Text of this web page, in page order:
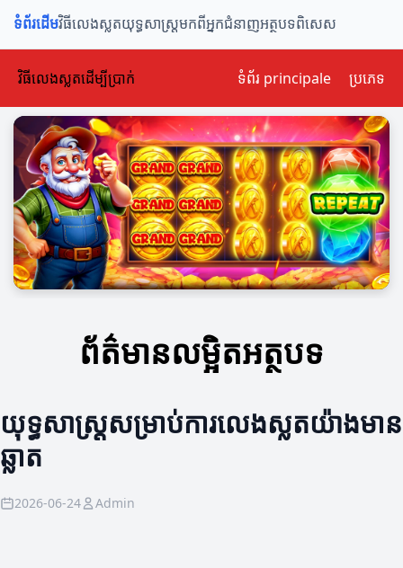
ទំព័រដើមវិធីលេងស្លតយុទ្ធសាស្ត្រមកពីអ្នកជំនាញអត្ថបទពិសេស
វិធីលេងស្លតដើម្បីប្រាក់ ទំព័រ principale ប្រភេទ
ព័ត៌មានលម្អិតអត្ថបទ
យុទ្ធសាស្ត្រសម្រាប់ការលេងស្លតយ៉ាងមាន
ឆ្លាត
2026-06-24 Admin